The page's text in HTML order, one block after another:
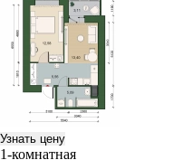
Узнать цену
1-комнатная